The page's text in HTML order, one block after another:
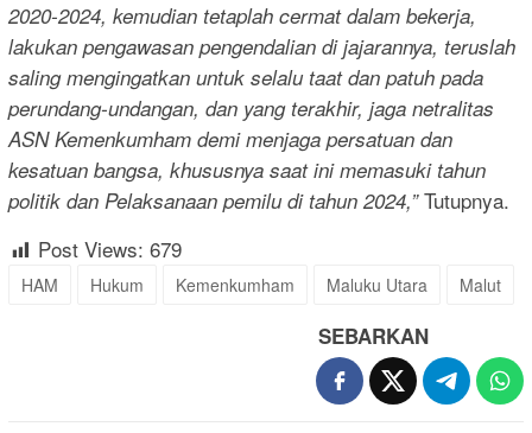
2020-2024, kemudian tetaplah cermat dalam bekerja,
lakukan pengawasan pengendalian di jajarannya, teruslah
saling mengingatkan untuk selalu taat dan patuh pada
perundang-undangan, dan yang terakhir, jaga netralitas
ASN Kemenkumham demi menjaga persatuan dan
kesatuan bangsa, khususnya saat ini memasuki tahun
politik dan Pelaksanaan pemilu di tahun 2024,”Tutupnya.
Post Views: 679
HAM Hukum Kemenkumham Maluku Utara Malut
SEBARKAN